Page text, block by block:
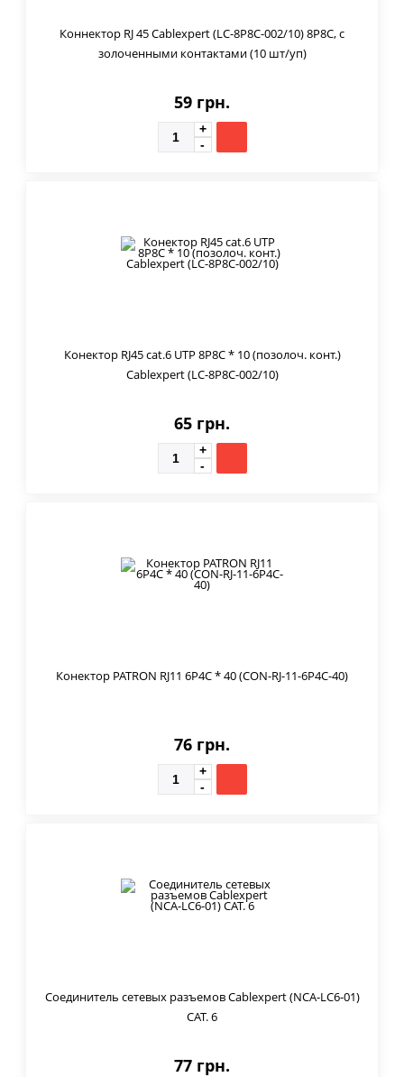
Коннектор RJ 45 Cablexpert (LC-8P8C-002/10) 8P8C, с
золоченными контактами (10 шт/уп)
59 грн.
Конектор RJ45 cat.6 UTP 8P8C * 10 (позолоч. конт.)
Cablexpert (LC-8P8C-002/10)
65 грн.
Конектор PATRON RJ11 6P4C * 40 (CON-RJ-11-6P4C-40)
76 грн.
Соединитель сетевых разъемов Cablexpert (NCA-LC6-01)
CAT. 6
77 грн.